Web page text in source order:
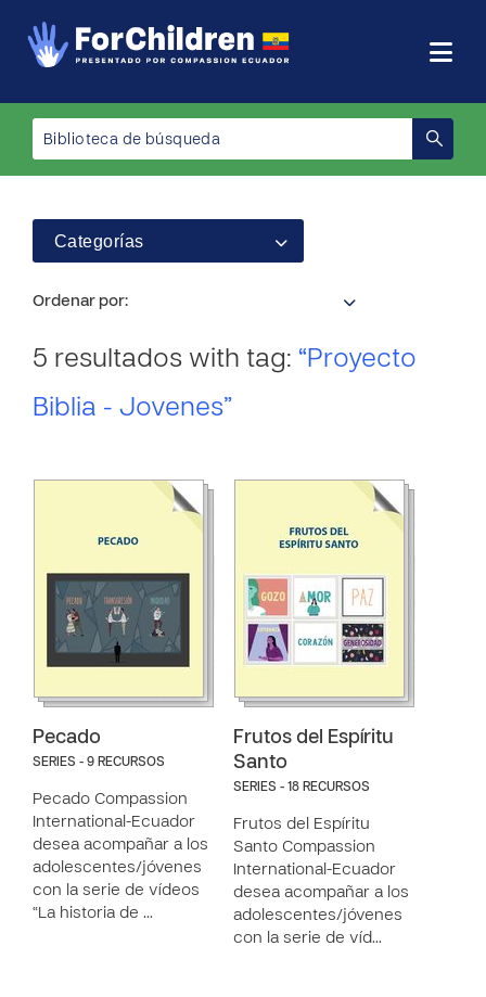
Categorías
Ordenar por:
5 resultados with tag: “Proyecto
Biblia - Jovenes”
Pecado
SERIES - 9 RECURSOS
Pecado Compassion
International-Ecuador
desea acompañar a los
adolescentes/jóvenes
con la serie de vídeos
“La historia de …
Frutos del Espíritu
Santo
SERIES - 18 RECURSOS
Frutos del Espíritu
Santo Compassion
International-Ecuador
desea acompañar a los
adolescentes/jóvenes
con la serie de víd…